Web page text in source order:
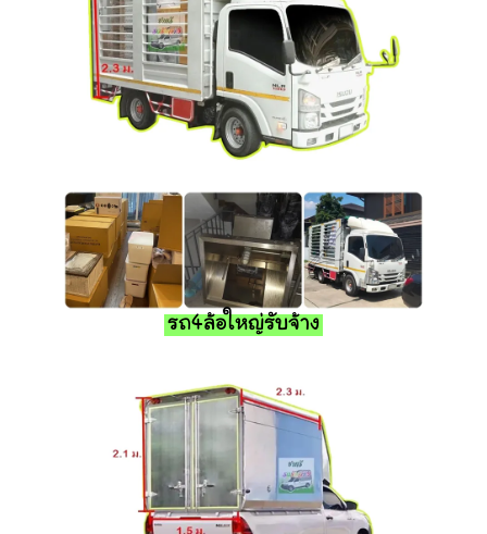
รถ4ล้อใหญ่รับจ้าง